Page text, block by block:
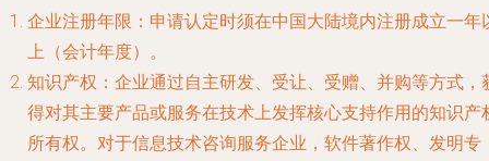
企业注册年限 ：申请认定时须在中国大陆境内注册成立一年
上 （会计年度）。
知识产权 ：企业通过自主研发、受让、受赠、并购等方式，
得对其主要产品或服务在技术上发挥核心支持作用的知识产
所有权。对于信息技术咨询服务企业，软件著作权、发明专